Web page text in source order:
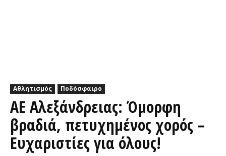
Αθλητισμός Ποδόσφαιρο
ΑΕ Αλεξάνδρειας: Όμορφη
βραδιά, πετυχημένος χορός –
Ευχαριστίες για όλους!